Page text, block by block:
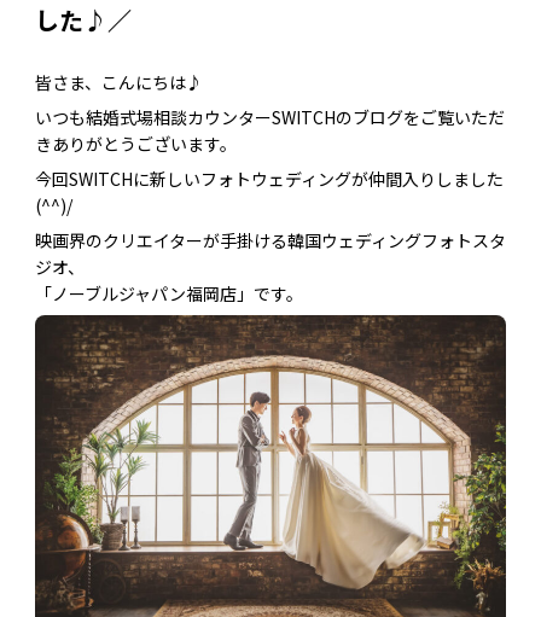
した♪／
皆さま、こんにちは♪
いつも結婚式場相談カウンターSWITCHのブログをご覧いただ
きありがとうございます。
今回SWITCHに新しいフォトウェディングが仲間入りしました
(^^)/
映画界のクリエイターが手掛ける韓国ウェディングフォトスタ
ジオ、
「ノーブルジャパン福岡店」です。